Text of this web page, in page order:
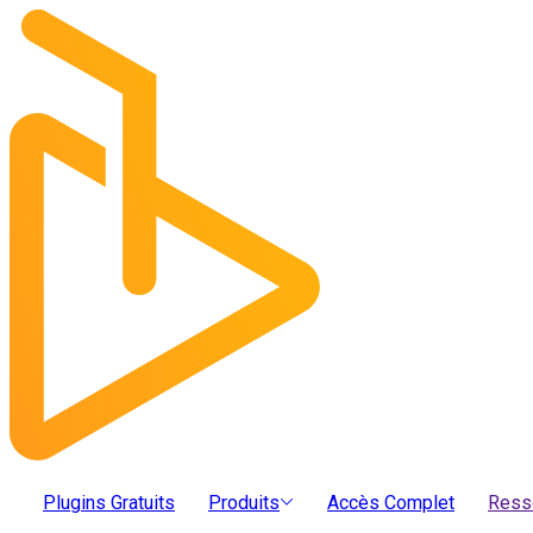
Plugins Gratuits Produits Accès Complet